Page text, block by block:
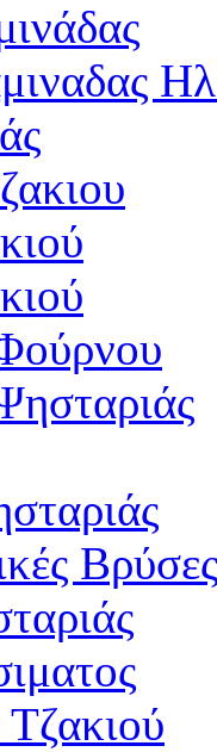
Βρύσες